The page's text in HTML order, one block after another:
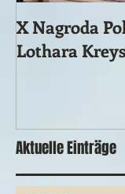
X Nagroda
Lothara
Aktuelle Einträge